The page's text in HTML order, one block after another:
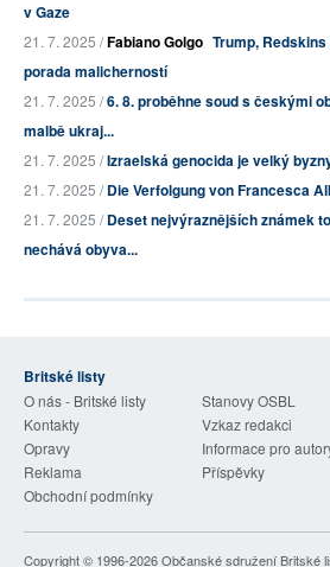
v Gaze
21. 7. 2025 /Fabiano Golgo Trump,
porada malicherností
21. 7. 2025 /6. 8. proběhne soud s českými
malbě ukraj...
21. 7. 2025 /Izraelská genocida je velký
21. 7. 2025 /Die Verfolgung von Francesca
21. 7. 2025 /Deset nejvýraznějších známek
nechává obyva...
Britské listy
O nás - Britské listy
Stanovy OSBL
Kontakty
Vzkaz redakci
Opravy
Informace pro
Reklama
Příspěvky
Obchodní podmínky
Copyright © 1996-2026Občanské sdružení Britské